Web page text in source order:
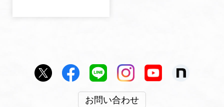
お問い合わせ